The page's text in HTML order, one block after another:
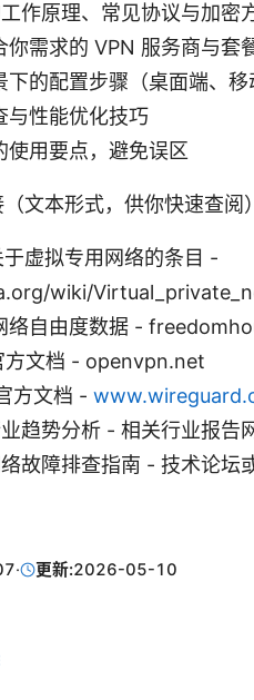
作原理、常见协议与加密
你需求的 VPN 服务商与套
下的配置步骤（桌面端、移
与性能优化技巧
使用要点，避免误区
文本形式，供你快速查阅）
虚拟专用网络的条目 -
wiki/
络自由度数据 -
方文档 - openvpn.net
方文档 -
趋势分析 - 相关行业报告
故障排查指南 - 技术论坛
· 更新:2026-05-10